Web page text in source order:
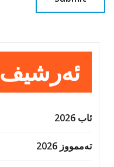
ئەرشیف
ئاب 2026
تەممووز 2026